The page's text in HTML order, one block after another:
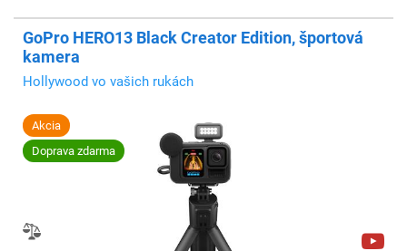
GoPro HERO13 Black Creator Edition, športová
kamera
Hollywood vo vašich rukách
Akcia
Doprava zdarma